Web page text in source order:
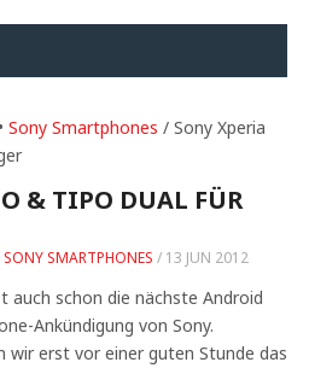
• Sony Smartphones / Sony Xperia
& TIPO DUAL FÜR
SONY SMARTPHONES / 13 JUN 2012
auch schon die nächste Android
Ankündigung von Sony.
wir erst vor einer guten Stunde das